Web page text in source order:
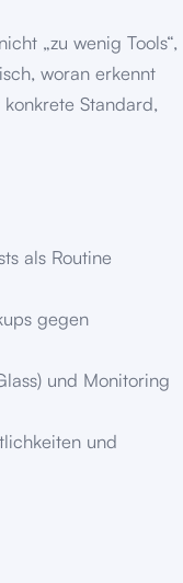
„zu wenig Tools“,
woran erkennt
Standard,
als Routine
gegen
und Monitoring
und